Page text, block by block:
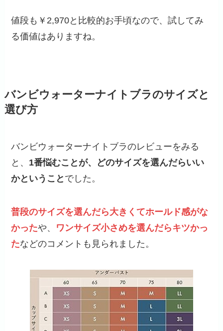
値段も￥2,970と比較的お手頃なので、試してみ
る価値はありますね。
バンビウォーターナイトブラのサイズと
選び方
バンビウォーターナイトブラのレビューをみる
と、 1番悩むことが、どのサイズを選んだらいい
かということ でした。
普段のサイズを選んだら大きくてホールド感がな
かったや、 ワンサイズ小さめを選んだらキツかっ
たなどのコメントも見られました。